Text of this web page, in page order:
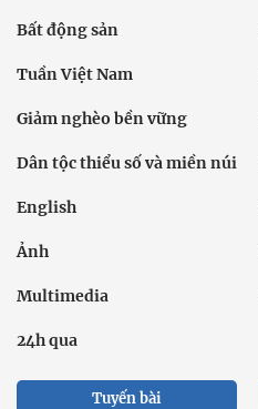
Bất động sản
Tuần Việt Nam
Giảm nghèo bền vững
Dân tộc thiểu số và miền núi
English
Ảnh
Multimedia
24h qua
Tuyến bài